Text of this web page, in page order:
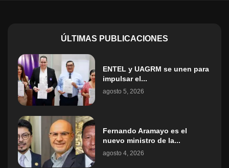
ÚLTIMAS PUBLICACIONES
ENTEL y UAGRM se unen para
impulsar el...
agosto 5, 2026
Fernando Aramayo es el
nuevo ministro de la...
agosto 4, 2026